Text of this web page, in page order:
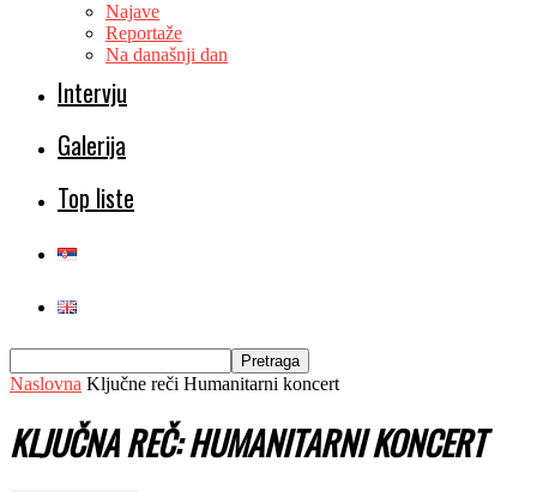
Najave
Reportaže
Na današnji dan
Intervju
Galerija
Top liste
Naslovna Ključne reči Humanitarni koncert
KLJUČNA REČ: HUMANITARNI KONCERT